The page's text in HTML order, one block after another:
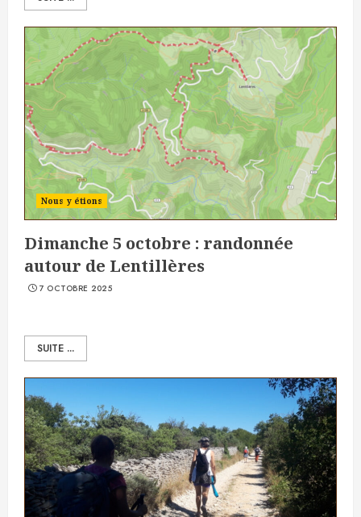
Nous y étions
Dimanche 5 octobre : randonnée
autour de Lentillères
7 OCTOBRE 2025
SUITE ...